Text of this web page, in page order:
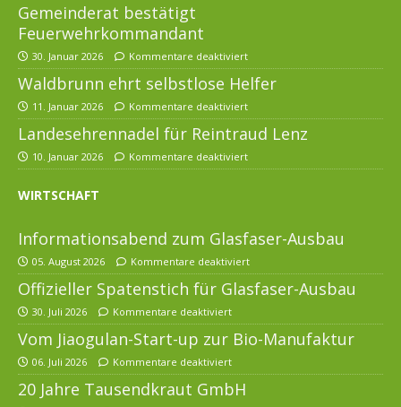
Gemeinderat bestätigt
Feuerwehrkommandant
30. Januar 2026 Kommentare deaktiviert
Waldbrunn ehrt selbstlose Helfer
11. Januar 2026 Kommentare deaktiviert
Landesehrennadel für Reintraud Lenz
10. Januar 2026 Kommentare deaktiviert
WIRTSCHAFT
Informationsabend zum Glasfaser-Ausbau
05. August 2026 Kommentare deaktiviert
Offizieller Spatenstich für Glasfaser-Ausbau
30. Juli 2026 Kommentare deaktiviert
Vom Jiaogulan-Start-up zur Bio-Manufaktur
06. Juli 2026 Kommentare deaktiviert
20 Jahre Tausendkraut GmbH